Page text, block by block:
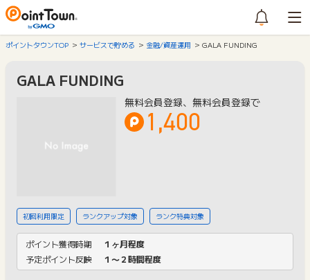
ポイントタウンTOP サービスで貯める 金融/資産運用 GALA FUNDING
GALA FUNDING
無料会員登録、無料会員登録で
1,400
初回利用限定 ランクアップ対象 ランク特典対象
ポイント獲得時期
１ヶ月程度
予定ポイント反映
１〜２時間程度